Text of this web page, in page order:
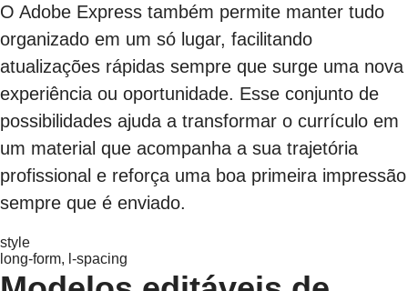
O Adobe Express também permite manter tudo
organizado em um só lugar, facilitando
atualizações rápidas sempre que surge uma nova
experiência ou oportunidade. Esse conjunto de
possibilidades ajuda a transformar o currículo em
um material que acompanha a sua trajetória
profissional e reforça uma boa primeira impressão
sempre que é enviado.
style
long-form, l-spacing